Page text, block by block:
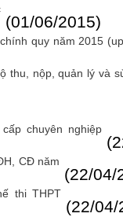
(01/06/2015)
quy năm 2015
thu, nộp, quản lý và
chuyên nghiệp
CĐ năm
(22/04/
thi THPT
(22/04/